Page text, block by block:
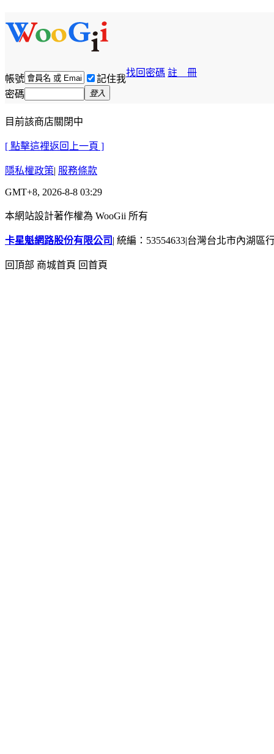
帳號 記住我
找回密碼 註 冊
密碼 登入
目前該商店關閉中
[ 點擊這裡返回上一頁 ]
隱私權政策| 服務條款
GMT+8, 2026-8-8 03:29
本網站設計著作權為 WooGii 所有
卡星魁網路股份有限公司 | 統編：53554633|台灣台北市內湖區
回頂部 商城首頁 回首頁